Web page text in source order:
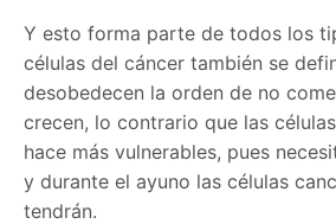
Y esto forma parte de todos los
células del cáncer también se
desobedecen la orden de no
crecen, lo contrario que las
hace más vulnerables, pues
y durante el ayuno las células
tendrán.